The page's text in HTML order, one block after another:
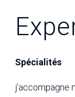
Spécialités
j’accompagne